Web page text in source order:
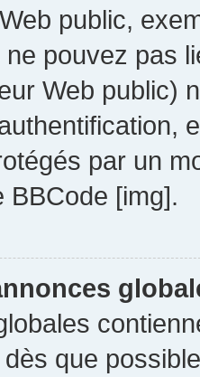
public,
ne pouvez pas
Web public)
par un
BBCode [img].
que